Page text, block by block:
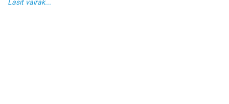
Lasīt vairāk...